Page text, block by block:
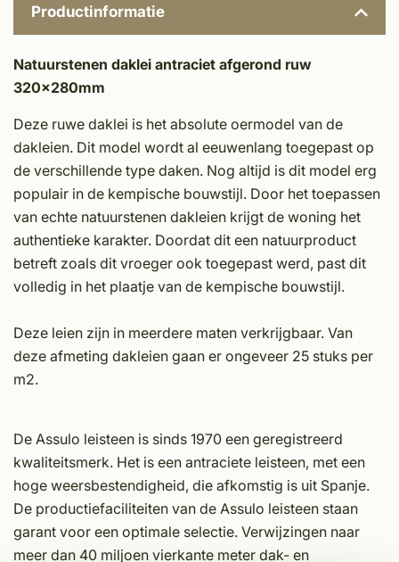
Productinformatie
Natuurstenen daklei antraciet afgerond ruw
320x280mm
Deze ruwe daklei is het absolute oermodel van de
dakleien. Dit model wordt al eeuwenlang toegepast op
de verschillende type daken. Nog altijd is dit model erg
populair in de kempische bouwstijl. Door het toepassen
van echte natuurstenen dakleien krijgt de woning het
authentieke karakter. Doordat dit een natuurproduct
betreft zoals dit vroeger ook toegepast werd, past dit
volledig in het plaatje van de kempische bouwstijl.
Deze leien zijn in meerdere maten verkrijgbaar. Van
deze afmeting dakleien gaan er ongeveer 25 stuks per
m2.
De Assulo leisteen is sinds 1970 een geregistreerd
kwaliteitsmerk. Het is een antraciete leisteen, met een
hoge weersbestendigheid, die afkomstig is uit Spanje.
De productiefaciliteiten van de Assulo leisteen staan
garant voor een optimale selectie. Verwijzingen naar
meer dan 40 miljoen vierkante meter dak- en